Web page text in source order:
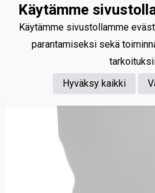
Käytämme
Käytämme sivustollamme
parantamiseksi sekä
Hyväksy kaikki